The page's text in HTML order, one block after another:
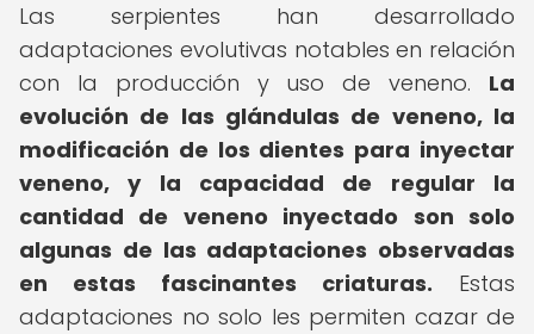
Las serpientes han desarrollado
adaptaciones evolutivas notables en relación
con la producción y uso de veneno. La
evolución de las glándulas de veneno, la
modificación de los dientes para inyectar
veneno, y la capacidad de regular la
cantidad de veneno inyectado son solo
algunas de las adaptaciones observadas
en estas fascinantes criaturas. Estas
adaptaciones no solo les permiten cazar de